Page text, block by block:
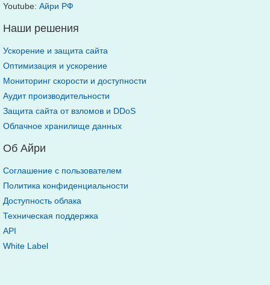
Youtube: Айри РФ
Наши решения
Ускорение и защита сайта
Оптимизация и ускорение
Мониторинг скорости и доступности
Аудит производительности
Защита сайта от взломов и DDoS
Облачное хранилище данных
Об Айри
Соглашение с пользователем
Политика конфиденциальности
Доступность облака
Техническая поддержка
API
White Label